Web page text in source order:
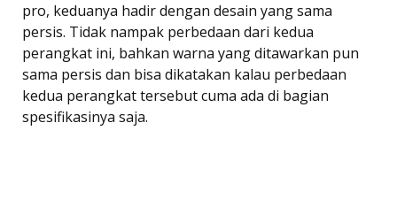
pro, keduanya hadir dengan desain yang sama
persis. Tidak nampak perbedaan dari kedua
perangkat ini, bahkan warna yang ditawarkan pun
sama persis dan bisa dikatakan kalau perbedaan
kedua perangkat tersebut cuma ada di bagian
spesifikasinya saja.